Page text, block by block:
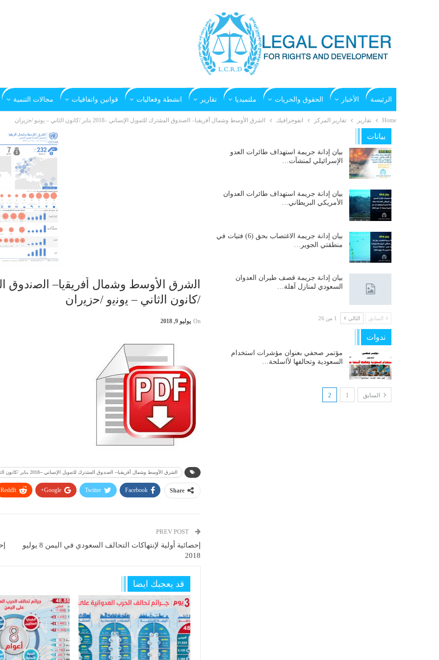
الرئيسة الأخبار الحقوق والحريات ملتميديا تقارير انشطة وفعاليات قوانين واتفاقيات مجالات التنمية
Home تقارير تقارير المركز انفوجرافيك اﻟﺷرق اﻷوﺳط وﺷﻣﺎل أﻓرﯾﻘﯾﺎ– اﻟﺻﻧدوق اﻟﻣﺷﺗرك ﻟﻠﺗﻣوﯾل اﻹﻧﺳﺎﻧﻲ –2018 ﯾﻧﺎﯾر /ﻛﺎﻧون اﻟﺛﺎﻧﻲ – ﯾوﻧﯾو /ﺣزﯾران
/ﻛﺎﻧون اﻟﺛﺎﻧﻲ – ﯾوﻧﯾو /ﺣزﯾران
On يوليو 9, 2018
اﻟﺷرق اﻷوﺳط وﺷﻣﺎل أﻓرﯾﻘﯾﺎ-- اﻟﺻﻧدوق اﻟﻣﺷﺗرك ﻟﻠﺗﻣوﯾل اﻹﻧﺳﺎﻧﻲ --2018 ﯾﻧﺎﯾر /ﻛﺎﻧون اﻟﺛﺎﻧﻲ - ﯾوﻧﯾو /ﺣزﯾران
Share
Facebook
Twitter
Google+
ReddIt
PREV POST
إحصائية أولية لإنتهاكات التحالف السعودي في اليمن 8 يوليو
2018
قد يعجبك ايضا
بيانات
بيان إدانة جريمة استهداف طائرات العدو
الإسرائيلي لمنشآت…
بيان إدانة جريمة استهداف طائرات العدوان
الأمريكي البريطاني…
بيان إدانة جريمة الاغتصاب بحق (6) فتيات في
منطقتي الجوير…
بيان إدانة جريمة قصف طيران العدوان
السعودي لمنازل آهلة…
السابق التالي 1 من 26
ندوات
مؤتمر صحفي بعنوان مؤشرات استخدام
السعودية وتحالفها لأاسلحة…
السابق 1
2